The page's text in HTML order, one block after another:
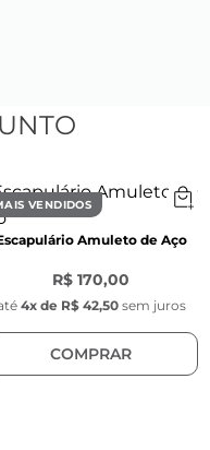
3mm;
ajuste e
disponível no
VENDIDOS
Amuleto de Aço
R$ 170,00
4x de R$ 42,50 sem juros
COMPRAR